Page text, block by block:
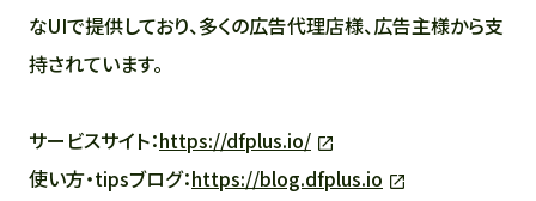
なUIで提供しており、多くの広告代理店様、広告主様から支
持されています。
サービスサイト：https://dfplus.io/
使い方・tipsブログ：https://blog.dfplus.io